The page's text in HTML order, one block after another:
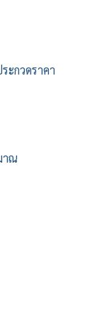
ะกวดราคา
าณ